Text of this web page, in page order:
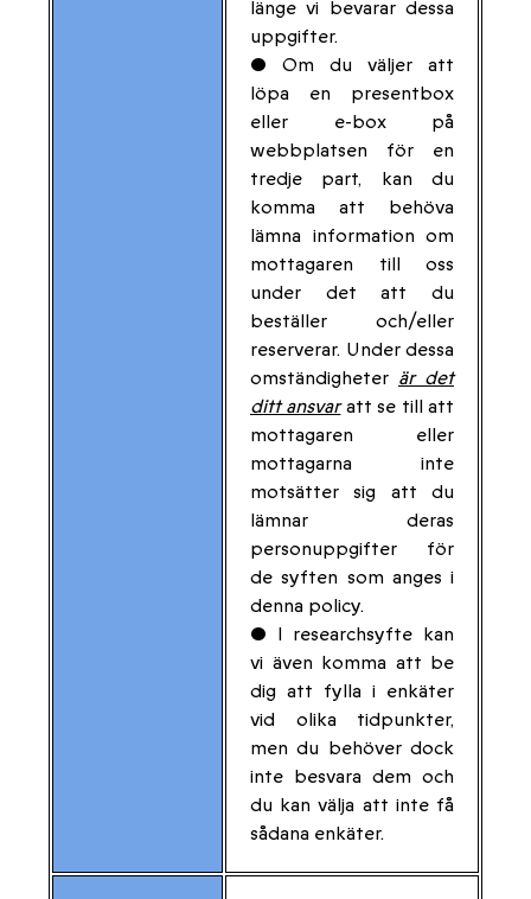
länge vi bevarar dessa
uppgifter.
• Om du väljer att
löpa en presentbox
eller e-box på
webbplatsen för en
tredje part, kan du
komma att behöva
lämna information om
mottagaren till oss
under det att du
beställer och/eller
reserverar. Under dessa
omständigheter är det
ditt ansvaratt se till att
mottagaren eller
mottagarna inte
motsätter sig att du
lämnar deras
personuppgifter för
de syften som anges i
denna policy.
• I researchsyfte kan
vi även komma att be
dig att fylla i enkäter
vid olika tidpunkter,
men du behöver dock
inte besvara dem och
du kan välja att inte få
sådana enkäter.